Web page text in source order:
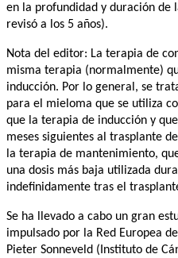
en la profundidad y duración de
revisó a los 5 años).
Nota del editor: La terapia de
misma terapia (normalmente)
inducción. Por lo general, se
para el mieloma que se utiliza
que la terapia de inducción y
meses siguientes al trasplante
la terapia de mantenimiento,
una dosis más baja utilizada
indefinidamente tras el
Se ha llevado a cabo un gran
impulsado por la Red Europea
Pieter Sonneveld (Instituto de